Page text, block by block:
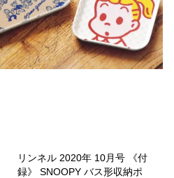
リンネル 2020年 10月号 《付
録》 SNOOPY バス形収納ポ